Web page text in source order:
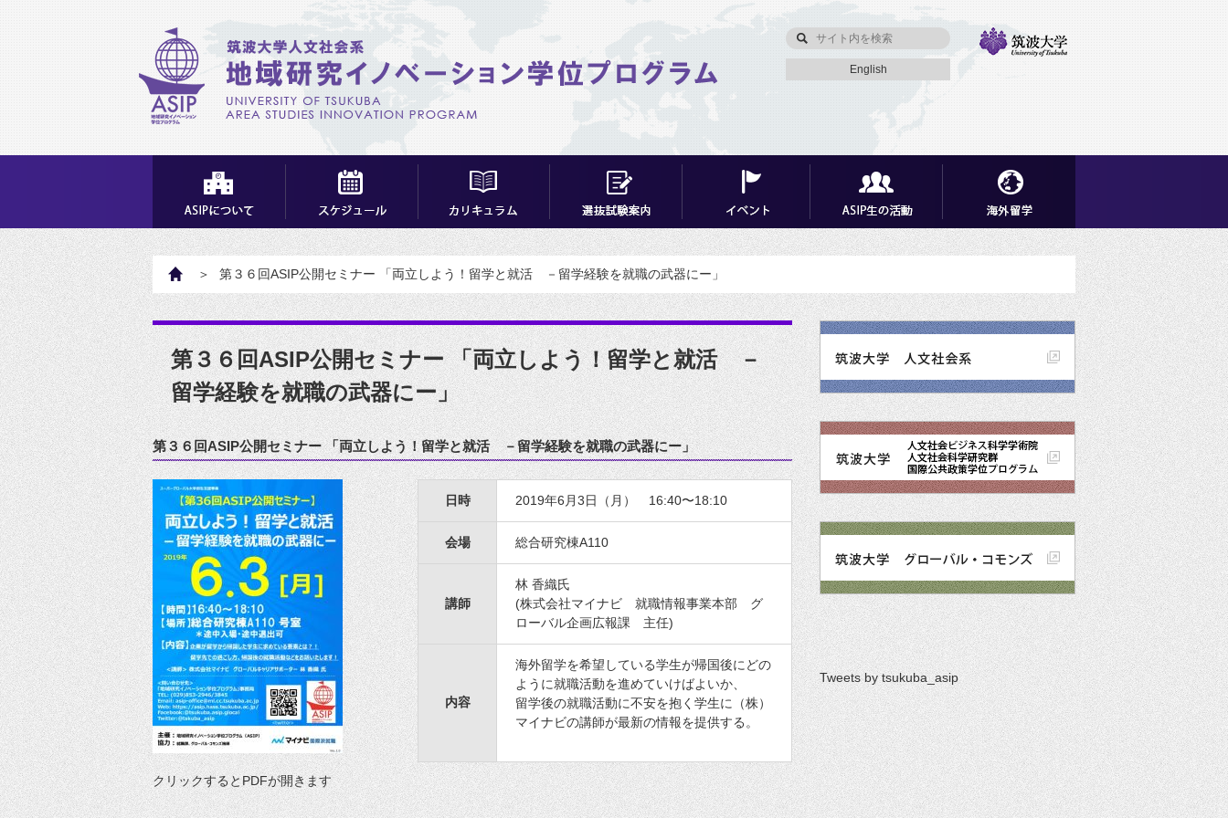
English
HOME 第３６回ASIP公開セミナー 「両立しよう！留学と就活 －留学経験を就職の武器にー」
第３６回ASIP公開セミナー 「両立しよう！留学と就活 －
留学経験を就職の武器にー」
第３６回ASIP公開セミナー 「両立しよう！留学と就活 －留学経験を就職の武器にー」
クリックするとPDFが開きます
日時 2019年6月3日（月） 16:40〜18:10
会場 総合研究棟A110
講師
林 香織氏
(株式会社マイナビ 就職情報事業本部 グ
ローバル企画広報課 主任)
内容
海外留学を希望している学生が帰国後にどの
ように就職活動を進めていけばよいか、
留学後の就職活動に不安を抱く学生に（株）
マイナビの講師が最新の情報を提供する。
Tweets by tsukuba_asip